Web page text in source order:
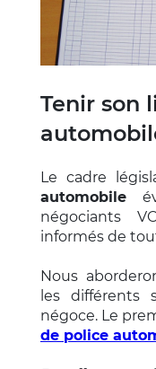
Tenir son
Le cadre
automobile
négociants
informés de
Nous
les différents
négoce. Le
de police